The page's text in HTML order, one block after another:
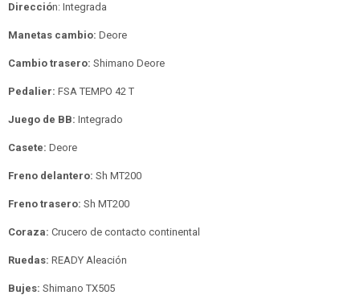
Dirección: Integrada
Manetas cambio: Deore
Cambio trasero: Shimano Deore
Pedalier: FSA TEMPO 42 T
Juego de BB: Integrado
Casete: Deore
Freno delantero: Sh MT200
Freno trasero: Sh MT200
Coraza: Crucero de contacto continental
Ruedas: READY Aleación
Bujes: Shimano TX505